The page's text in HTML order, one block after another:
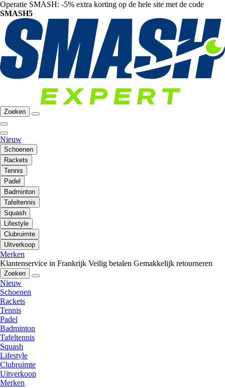
Operatie SMASH: -5% extra korting op de hele site met de code
SMASH5
Zoeken
Nieuw
Schoenen
Rackets
Tennis
Padel
Badminton
Tafeltennis
Squash
Lifestyle
Clubruimte
Uitverkoop
Merken
Klantenservice in Frankrijk Veilig betalen Gemakkelijk retourneren
Zoeken
Nieuw
Schoenen
Rackets
Tennis
Padel
Badminton
Tafeltennis
Squash
Lifestyle
Clubruimte
Uitverkoop
Merken